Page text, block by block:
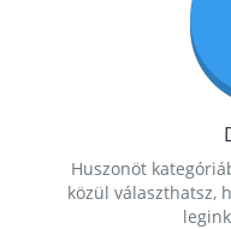
Huszonöt
közül választhatsz,